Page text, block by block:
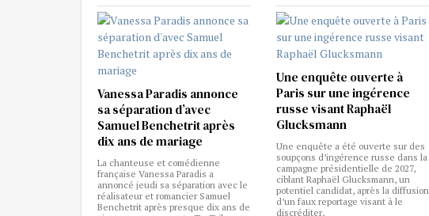
Vanessa Paradis annonce
sa séparation d’avec
Samuel Benchetrit après
dix ans de mariage
La chanteuse et comédienne
française Vanessa Paradis a
annoncé jeudi sa séparation avec le
réalisateur et romancier Samuel
Benchetrit après presque dix ans de
Une enquête ouverte à
Paris sur une ingérence
russe visant Raphaël
Glucksmann
Une enquête a été ouverte sur des
soupçons d’ingérence russe dans la
campagne présidentielle de 2027,
ciblant Raphaël Glucksmann, un
potentiel candidat, après la diffusion
d’un faux reportage visant à le
discréditer,